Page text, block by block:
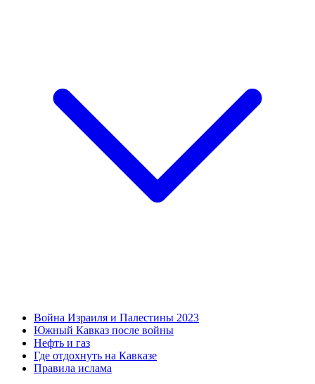
Война Израиля и Палестины 2023
Южный Кавказ после войны
Нефть и газ
Где отдохнуть на Кавказе
Правила ислама